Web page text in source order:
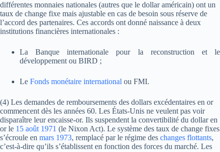
différentes monnaies nationales (autres que le dollar américain) ont un
taux de change fixe mais ajustable en cas de besoin sous réserve de
l’accord des partenaires. Ces accords ont donné naissance à deux
institutions financières internationales :
La Banque internationale pour la reconstruction et le
développement ou BIRD ;
Le Fonds monétaire international ou FMI.
(4) Les demandes de remboursements des dollars excédentaires en or
commencent dès les années 60. Les États-Unis ne veulent pas voir
disparaître leur encaisse-or. Ils suspendent la convertibilité du dollar en
or le 15 août 1971 (le Nixon Act). Le système des taux de change fixes
s’écroule en mars 1973, remplacé par le régime des changes flottants,
c’est-à-dire qu’ils s’établissent en fonction des forces du marché. Les